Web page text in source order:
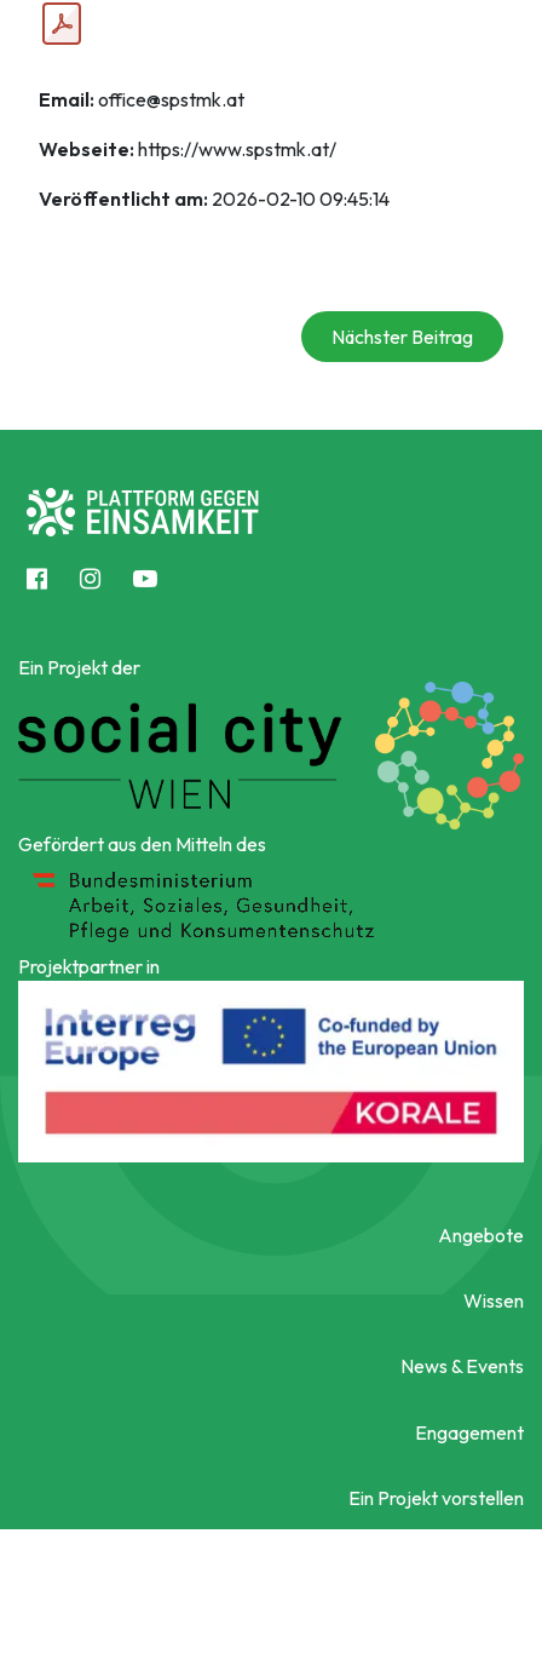
Email:office@spstmk.at
Webseite:https://www.spstmk.at/
Veröffentlicht am: 2026-02-10 09:45:14
Nächster Beitrag
Ein Projekt der
Gefördert aus den Mitteln des
Projektpartner in
Angebote
Wissen
News & Events
Engagement
Ein Projekt vorstellen